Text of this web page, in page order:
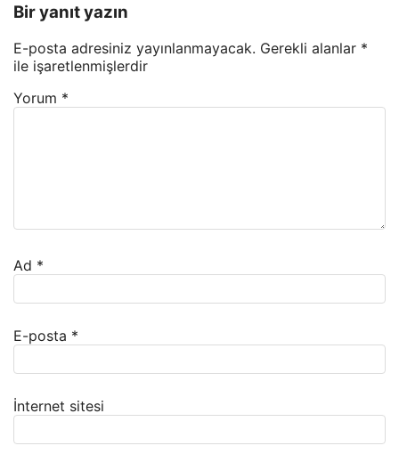
Bir yanıt yazın
E-posta adresiniz yayınlanmayacak. Gerekli alanlar *
ile işaretlenmişlerdir
Yorum *
Ad *
E-posta *
İnternet sitesi